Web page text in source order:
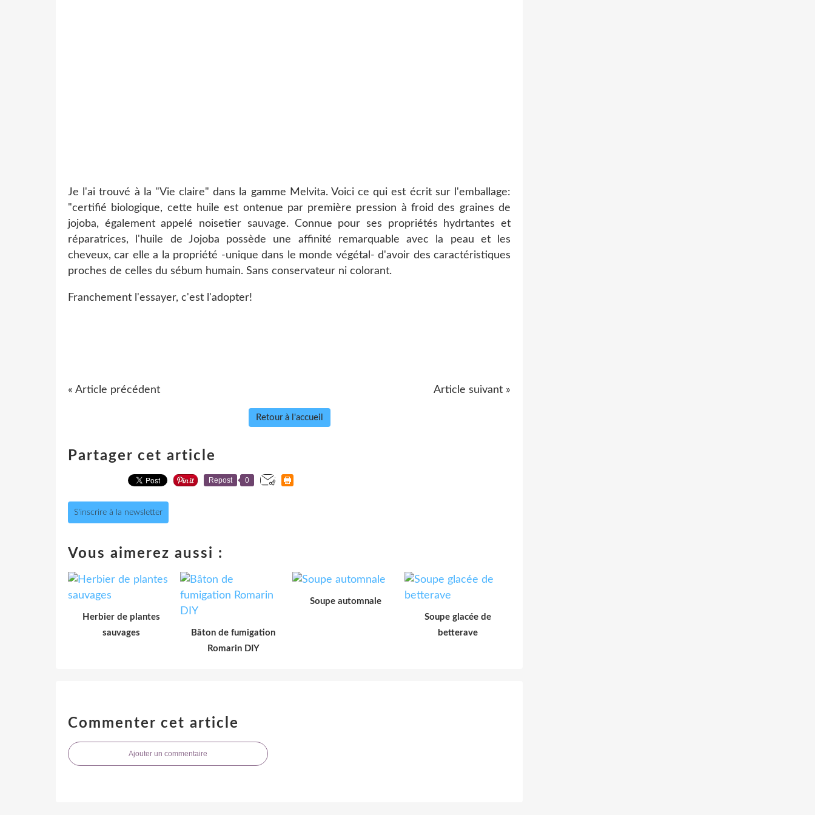
Je l'ai trouvé à la "Vie claire" dans la gamme Melvita. Voici ce qui est écrit sur l'emballage:
"certifié biologique, cette huile est ontenue par première pression à froid des graines de
jojoba, également appelé noisetier sauvage. Connue pour ses propriétés hydrtantes et
réparatrices, l'huile de Jojoba possède une affinité remarquable avec la peau et les
cheveux, car elle a la propriété -unique dans le monde végétal- d'avoir des caractéristiques
proches de celles du sébum humain. Sans conservateur ni colorant.
Franchement l'essayer, c'est l'adopter!
« Article précédent Article suivant »
Retour à l'accueil
Partager cet article
Repost 0
S'inscrire à la newsletter
Vous aimerez aussi :
Herbier de plantes
sauvages
Bâton de fumigation
Romarin DIY
Soupe automnale
Soupe glacée de
betterave
Commenter cet article
Ajouter un commentaire